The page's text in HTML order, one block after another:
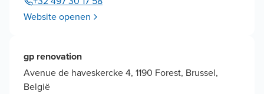
Website openen
gp renovation
Avenue de haveskercke 4, 1190 Forest, Brussel,
België